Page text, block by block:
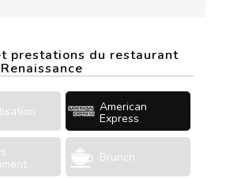
prestations du restaurant
American
Express
Brunch